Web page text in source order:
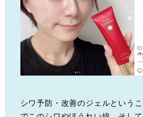
シワ予防・改善のジェルという